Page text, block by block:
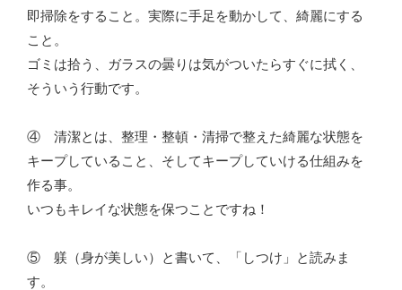
即掃除をすること。実際に手足を動かして、綺麗にする
こと。
ゴミは拾う、ガラスの曇りは気がついたらすぐに拭く、
そういう行動です。
④ 清潔とは、整理・整頓・清掃で整えた綺麗な状態を
キープしていること、そしてキープしていける仕組みを
作る事。
いつもキレイな状態を保つことですね！
⑤ 躾（身が美しい）と書いて、「しつけ」と読みま
す。